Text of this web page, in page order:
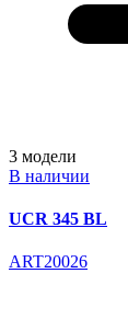
3 модели
В наличии
UCR 345 BL
ART20026